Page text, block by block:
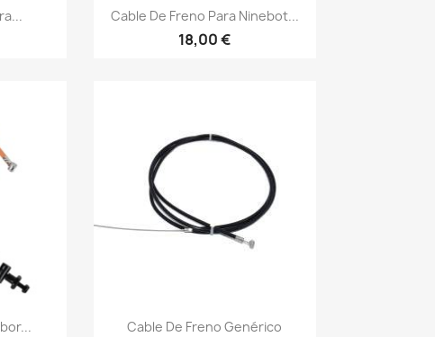
Vista rápida
Cable De Freno Para Ninebot...
18,00 €
Vista rápida
Cable De Freno Genérico